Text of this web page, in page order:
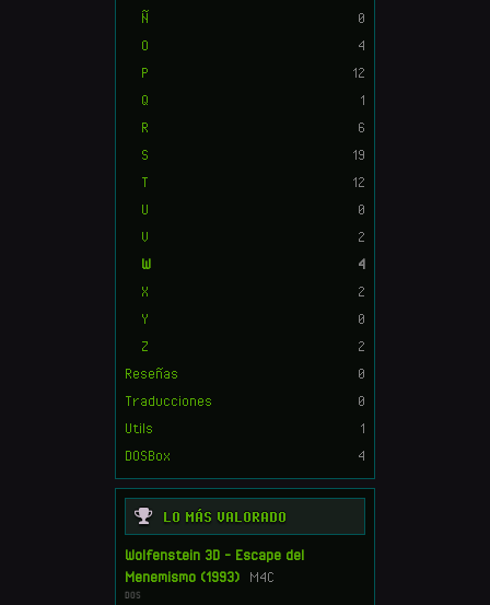
Ñ
0
O
4
P
12
Q
1
R
6
S
19
T
12
U
0
V
2
W
4
X
2
Y
0
Z
2
Reseñas
0
Traducciones
0
Utils
1
DOSBox
4
LO MÁS VALORADO
Wolfenstein 3D - Escape del
Menemismo (1993)
M4C
DOS